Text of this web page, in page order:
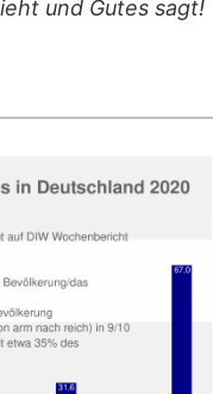
und Gutes sagt!